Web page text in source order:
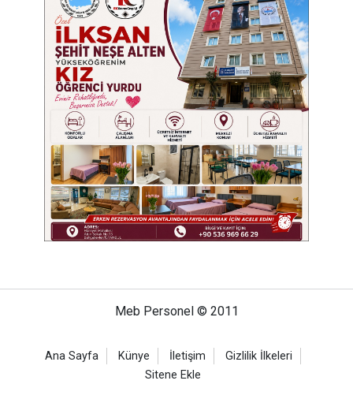
Meb Personel © 2011
Ana Sayfa Künye İletişim
Gizlilik İlkeleri
Sitene Ekle